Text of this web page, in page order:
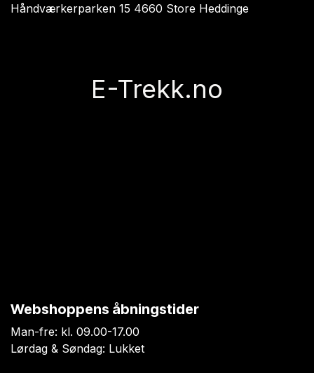
Håndværkerparken 15 4660 Store Heddinge
E-Trekk.no
Webshoppens åbningstider
Man-fre: kl. 09.00-17.00
Lørdag & Søndag: Lukket